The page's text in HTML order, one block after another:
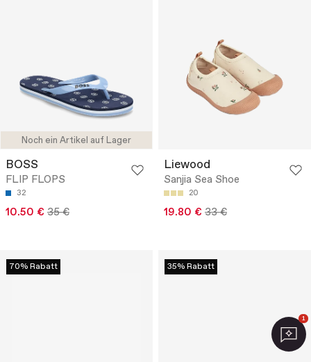
Noch ein Artikel auf Lager
BOSS
FLIP FLOPS
32
10.50 € 35 €
Liewood
Sanjia Sea Shoe
20
19.80 € 33 €
70% Rabatt 35% Rabatt
1